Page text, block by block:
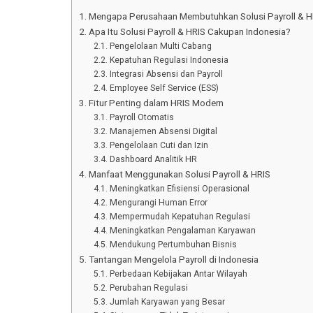
Mengapa Perusahaan Membutuhkan Solusi Payroll &
Apa Itu Solusi Payroll & HRIS Cakupan Indonesia?
Pengelolaan Multi Cabang
Kepatuhan Regulasi Indonesia
Integrasi Absensi dan Payroll
Employee Self Service (ESS)
Fitur Penting dalam HRIS Modern
Payroll Otomatis
Manajemen Absensi Digital
Pengelolaan Cuti dan Izin
Dashboard Analitik HR
Manfaat Menggunakan Solusi Payroll & HRIS
Meningkatkan Efisiensi Operasional
Mengurangi Human Error
Mempermudah Kepatuhan Regulasi
Meningkatkan Pengalaman Karyawan
Mendukung Pertumbuhan Bisnis
Tantangan Mengelola Payroll di Indonesia
Perbedaan Kebijakan Antar Wilayah
Perubahan Regulasi
Jumlah Karyawan yang Besar